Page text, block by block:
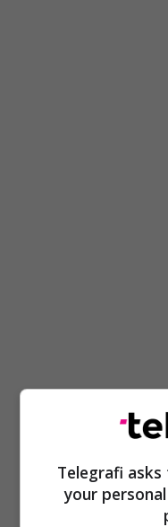
Telegrafi
your